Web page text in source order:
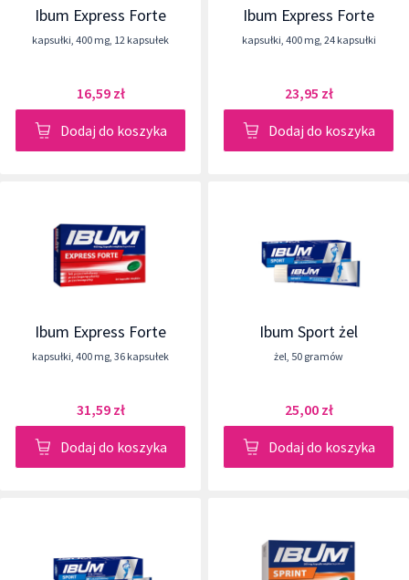
Ibum Express Forte
kapsułki, 400 mg, 12 kapsułek
16,59 zł
Dodaj do koszyka
Ibum Express Forte
kapsułki, 400 mg, 24 kapsułki
23,95 zł
Dodaj do koszyka
Ibum Express Forte
kapsułki, 400 mg, 36 kapsułek
31,59 zł
Dodaj do koszyka
Ibum Sport żel
żel, 50 gramów
25,00 zł
Dodaj do koszyka